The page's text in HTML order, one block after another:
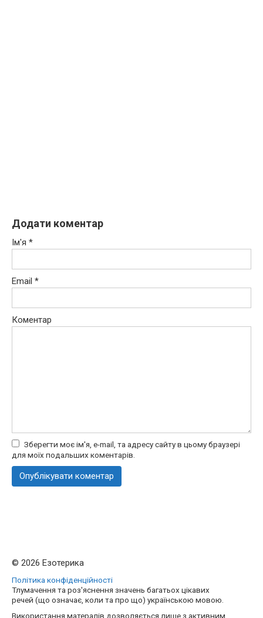
Додати коментар
Ім'я *
Email *
Коментар
Зберегти моє ім'я, e-mail, та адресу сайту в цьому браузері
для моїх подальших коментарів.
© 2026 Езотерика
Політика конфіденційності
Тлумачення та роз'яснення значень багатьох цікавих
речей (що означає, коли та про що) українською мовою.
Використання матералів дозволяється лише з активним